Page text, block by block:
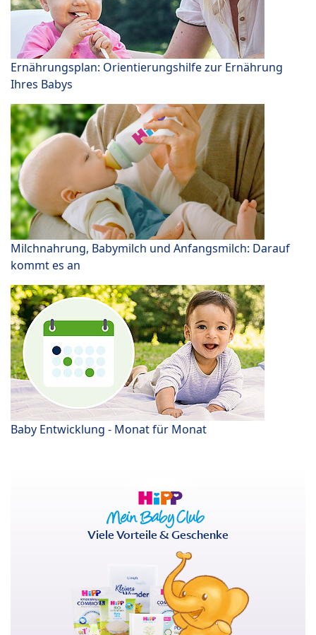
Ernährungsplan: Orientierungshilfe zur Ernährung
Ihres Babys
Milchnahrung, Babymilch und Anfangsmilch: Darauf
kommt es an
Baby Entwicklung - Monat für Monat
Viele Vorteile & Geschenke